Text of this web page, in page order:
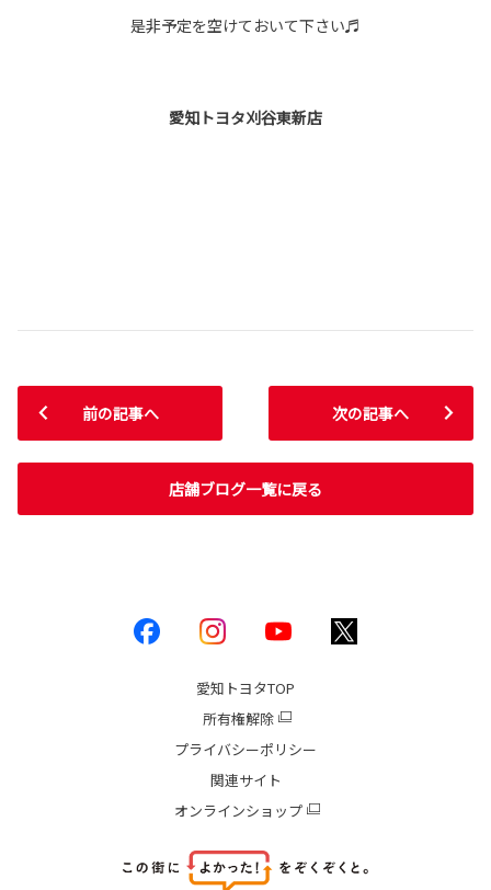
是非予定を空けておいて下さい♬
愛知トヨタ刈谷東新店
前の記事へ
店舗ブログ一覧に戻る
次の記事へ
愛知トヨタTOP
所有権解除
プライバシーポリシー
関連サイト
オンラインショップ